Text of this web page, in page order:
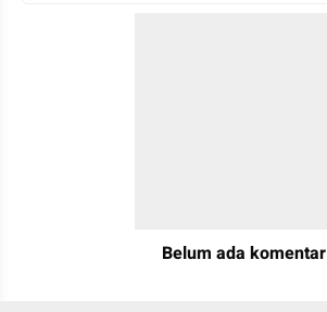
Belum ada komentar